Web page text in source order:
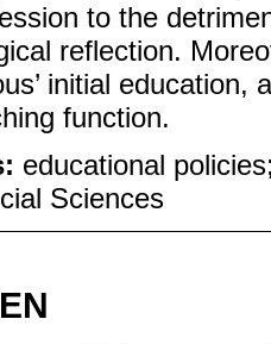
to the
reflection.
initial
function.
educational
Sciences